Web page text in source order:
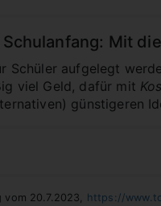
Mit
Schüler aufgelegt
viel Geld, dafür mit
günstigeren
vom 20.7.2023, https://